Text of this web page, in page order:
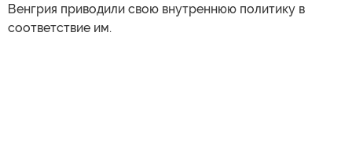
Венгрия приводили свою внутреннюю политику в
соответствие им.